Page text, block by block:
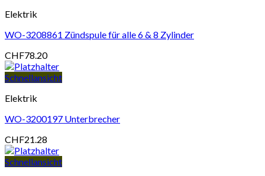
Elektrik
WO-3208861 Zündspule für alle 6 & 8 Zylinder
CHF78.20
Schnellansicht
Elektrik
WO-3200197 Unterbrecher
CHF21.28
Schnellansicht